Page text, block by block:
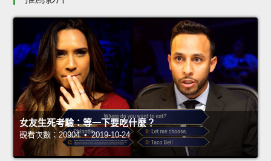
女友生死考驗：等一下要吃什麼？
觀看次數：20904 • 2019-10-24